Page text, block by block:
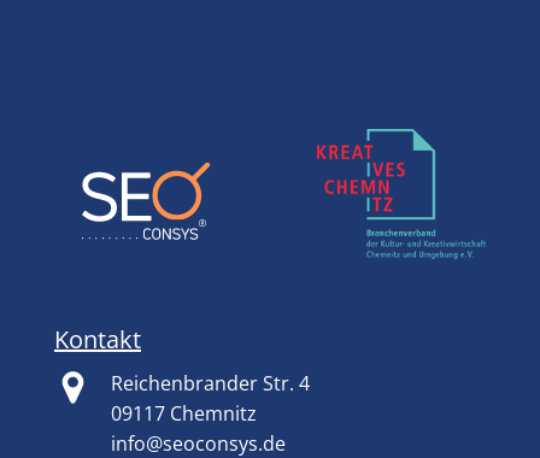
Kontakt
Reichenbrander Str. 4
09117 Chemnitz
info@seoconsys.de